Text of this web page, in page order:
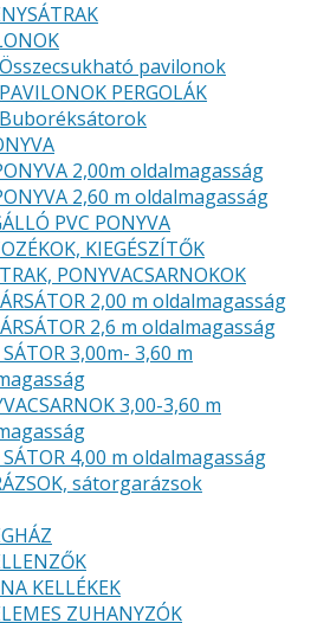
Összecsukható pavilonok
PAVILONOK PERGOLÁK
Buboréksátorok
2,00m oldalmagasság
2,60 m oldalmagasság
PVC PONYVA
KIEGÉSZÍTŐK
PONYVACSARNOKOK
2,00 m oldalmagasság
2,6 m oldalmagasság
SÁTOR 3,00m- 3,60 m
3,00-3,60 m
SÁTOR 4,00 m oldalmagasság
sátorgarázsok
KELLÉKEK
ZUHANYZÓK